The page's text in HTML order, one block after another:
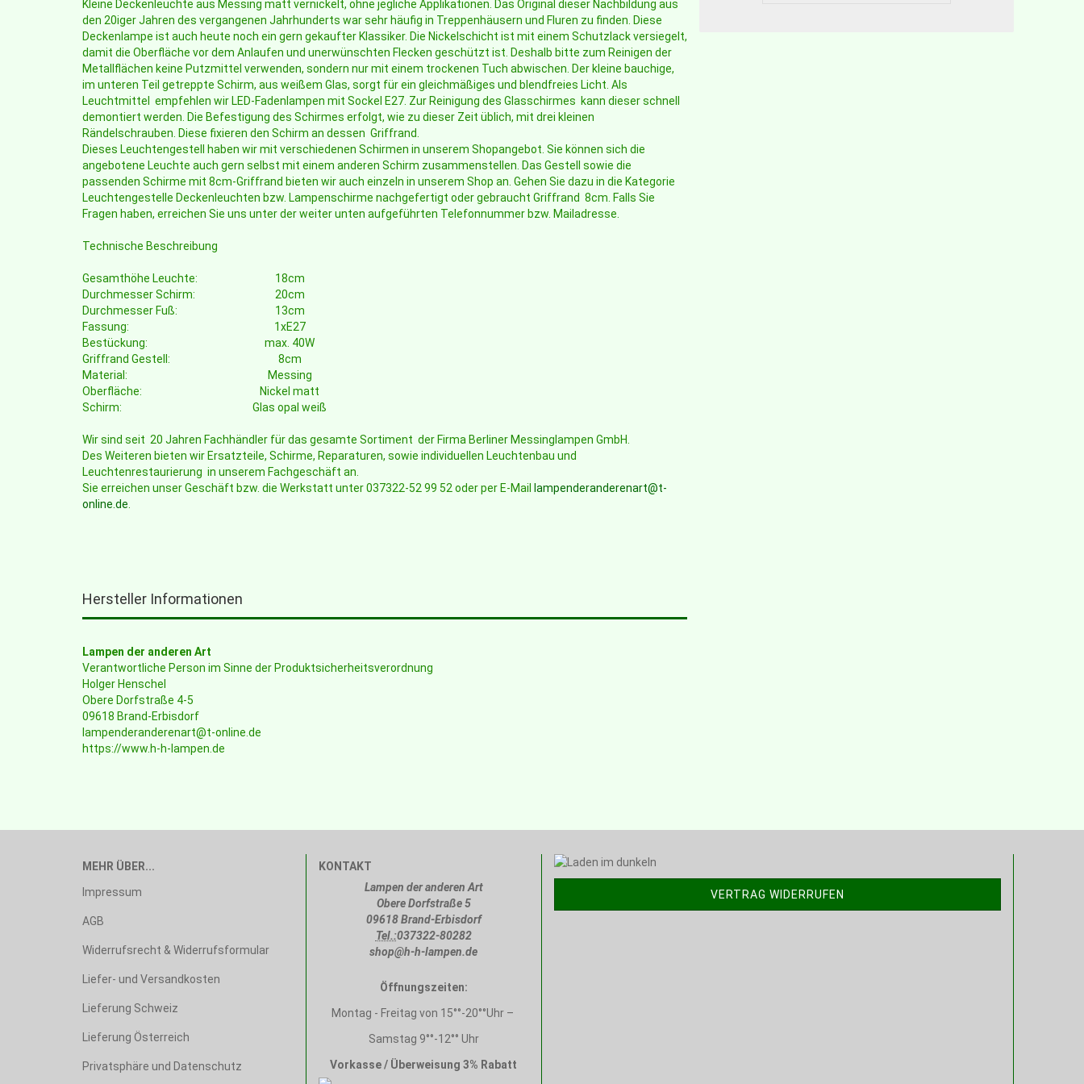
Kleine Deckenleuchte aus Messing matt vernickelt, ohne jegliche Applikationen. Das Original dieser Nachbildung aus
den 20iger Jahren des vergangenen Jahrhunderts war sehr häufig in Treppenhäusern und Fluren zu finden. Diese
Deckenlampe ist auch heute noch ein gern gekaufter Klassiker. Die Nickelschicht ist mit einem Schutzlack versiegelt,
damit die Oberfläche vor dem Anlaufen und unerwünschten Flecken geschützt ist. Deshalb bitte zum Reinigen der
Metallflächen keine Putzmittel verwenden, sondern nur mit einem trockenen Tuch abwischen. Der kleine bauchige,
im unteren Teil getreppte Schirm, aus weißem Glas, sorgt für ein gleichmäßiges und blendfreies Licht. Als
Leuchtmittel empfehlen wir LED-Fadenlampen mit Sockel E27. Zur Reinigung des Glasschirmes kann dieser schnell
demontiert werden. Die Befestigung des Schirmes erfolgt, wie zu dieser Zeit üblich, mit drei kleinen
Rändelschrauben. Diese fixieren den Schirm an dessen Griffrand.
Dieses Leuchtengestell haben wir mit verschiedenen Schirmen in unserem Shopangebot. Sie können sich die
angebotene Leuchte auch gern selbst mit einem anderen Schirm zusammenstellen. Das Gestell sowie die
passenden Schirme mit 8cm-Griffrand bieten wir auch einzeln in unserem Shop an. Gehen Sie dazu in die Kategorie
Leuchtengestelle Deckenleuchten bzw. Lampenschirme nachgefertigt oder gebraucht Griffrand 8cm. Falls Sie
Fragen haben, erreichen Sie uns unter der weiter unten aufgeführten Telefonnummer bzw. Mailadresse.
Technische Beschreibung
Gesamthöhe Leuchte:
18cm
Durchmesser Schirm:
20cm
Durchmesser Fuß:
13cm
Fassung:
1xE27
Bestückung:
max. 40W
Griffrand Gestell:
8cm
Material:
Messing
Oberfläche:
Nickel matt
Schirm:
Glas opal weiß
Wir sind seit 20 Jahren Fachhändler für das gesamte Sortiment der Firma Berliner Messinglampen GmbH.
Des Weiteren bieten wir Ersatzteile, Schirme, Reparaturen, sowie individuellen Leuchtenbau und
Leuchtenrestaurierung in unserem Fachgeschäft an.
Sie erreichen unser Geschäft bzw. die Werkstatt unter 037322-52 99 52 oder per E-Mail
lampenderanderenart@t-
online.de
Hersteller Informationen
Lampen der anderen Art
Verantwortliche Person im Sinne der Produktsicherheitsverordnung
Holger Henschel
Obere Dorfstraße 4-5
09618 Brand-Erbisdorf
lampenderanderenart@t-online.de
https://www.h-h-lampen.de
MEHR ÜBER...
Impressum
AGB
Widerrufsrecht & Widerrufsformular
Liefer- und Versandkosten
Lieferung Schweiz
Lieferung Österreich
Privatsphäre und Datenschutz
KONTAKT
Lampen der anderen Art
Obere Dorfstraße 5
09618 Brand-Erbisdorf
Tel.:037322-80282
shop@h-h-lampen.de
Öffnungszeiten:
Montag - Freitag von 15°°-20°°Uhr –
Samstag 9°°-12°° Uhr
Vorkasse / Überweisung 3% Rabatt
VERTRAG WIDERRUFEN